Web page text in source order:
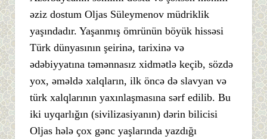
əziz dostum Oljas Süleymenov müdriklik
yaşındadır. Yaşanmış ömrünün böyük hissəsi
Türk dünyasının şeirinə, tarixinə və
ədəbiyyatına təmənnasız xidmətlə keçib, sözdə
yox, əməldə xalqların, ilk öncə də slavyan və
türk xalqlarının yaxınlaşmasına sərf edilib. Bu
iki uyqarlığın (sivilizasiyanın) dərin bilicisi
Oljas hələ çox gənc yaşlarında yazdığı